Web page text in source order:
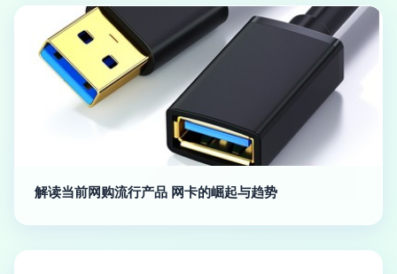
解读当前网购流行产品 网卡的崛起与趋势